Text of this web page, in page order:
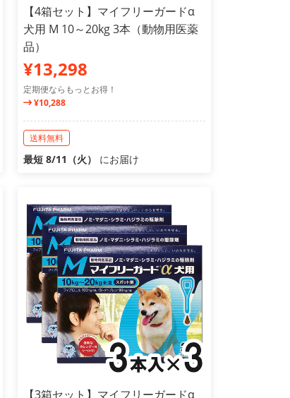
【4箱セット】マイフリーガードα
犬用 M 10～20kg 3本（動物用医薬
品）
¥13,298
定期便ならもっとお得！
¥10,288
送料無料
最短 8/11（火） にお届け
【3箱セット】マイフリーガードα